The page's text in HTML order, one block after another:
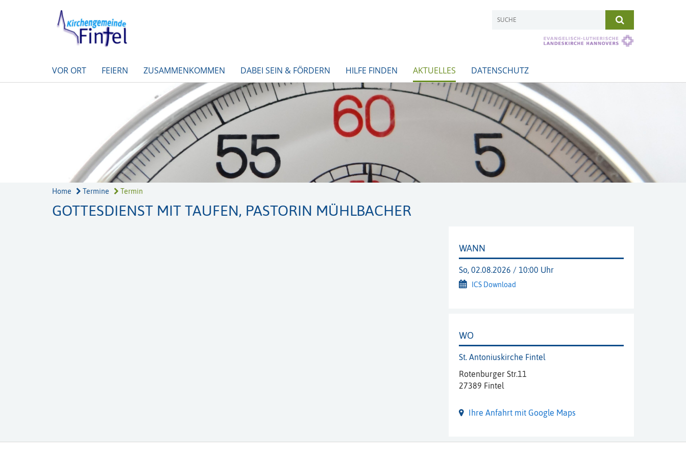
VOR ORT FEIERN ZUSAMMENKOMMEN DABEI SEIN & FÖRDERN HILFE FINDEN AKTUELLES DATENSCHUTZ
Home Termine Termin
GOTTESDIENST MIT TAUFEN, PASTORIN MÜHLBACHER
WANN
So, 02.08.2026 / 10:00 Uhr
ICS Download
WO
St. Antoniuskirche Fintel
Rotenburger Str.11
27389 Fintel
Ihre Anfahrt mit Google Maps